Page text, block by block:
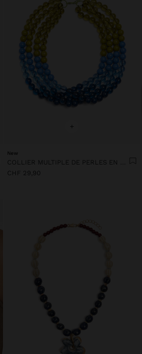
+
New
COLLIER MULTIPLE DE PERLES EN RÉSINE DÉGRADÉES
CHF 29,90